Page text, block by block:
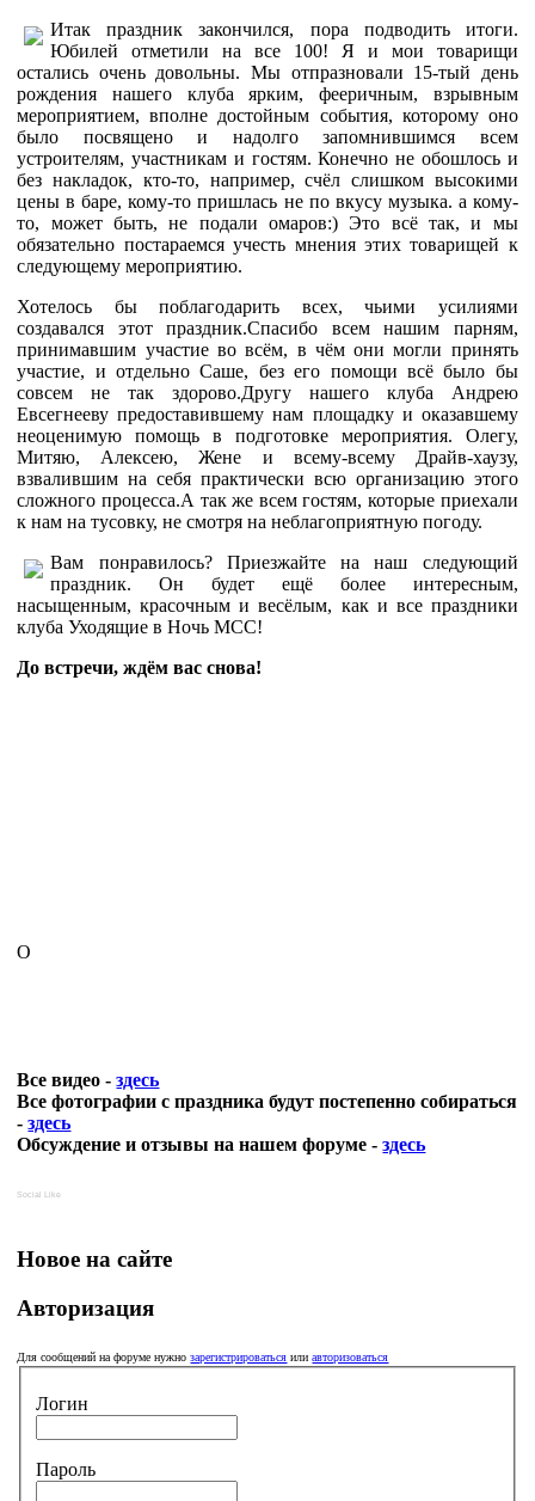
Итак праздник закончился, пора подводить итоги.
Юбилей отметили на все 100! Я и мои товарищи
остались очень довольны. Мы отпразновали 15-тый день
рождения нашего клуба ярким, фееричным, взрывным
мероприятием, вполне достойным события, которому оно
было посвящено и надолго запомнившимся всем
устроителям, участникам и гостям. Конечно не обошлось и
без накладок, кто-то, например, счёл слишком высокими
цены в баре, кому-то пришлась не по вкусу музыка. а кому-
то, может быть, не подали омаров:) Это всё так, и мы
обязательно постараемся учесть мнения этих товарищей к
следующему мероприятию.
Хотелось бы поблагодарить всех, чьими усилиями
создавался этот праздник.Спасибо всем нашим парням,
принимавшим участие во всём, в чём они могли принять
участие, и отдельно Саше, без его помощи всё было бы
совсем не так здорово.Другу нашего клуба Андрею
Евсегнееву предоставившему нам площадку и оказавшему
неоценимую помощь в подготовке мероприятия. Олегу,
Митяю, Алексею, Жене и всему-всему Драйв-хаузу,
взвалившим на себя практически всю организацию этого
сложного процесса.А так же всем гостям, которые приехали
к нам на тусовку, не смотря на неблагоприятную погоду.
Вам понравилось? Приезжайте на наш следующий
праздник. Он будет ещё более интересным,
насыщенным, красочным и весёлым, как и все праздники
клуба Уходящие в Ночь МСС!
До встречи, ждём вас снова!
О
Все видео -здесь
Все фотографии с праздника будут постепенно собираться
-здесь
Обсуждение и отзывы на нашем форуме -здесь
Social Like
Новое на сайте
Авторизация
Для сообщений на форуме нужнозарегистрироваться илиавторизоваться
Логин
Пароль